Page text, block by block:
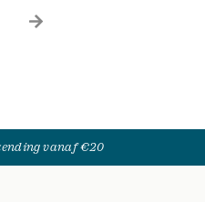
vanaf €20